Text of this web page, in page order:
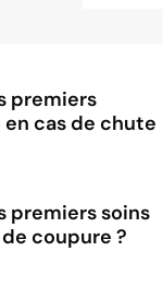
premiers
cas de chute
premiers soins
coupure ?